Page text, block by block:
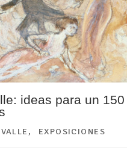
ideas para un 150
, EXPOSICIONES